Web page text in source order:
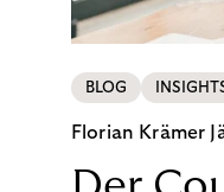
BLOG
Florian Krämer